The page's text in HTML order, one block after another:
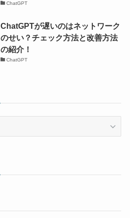
ChatGPT
ChatGPTが遅いのはネットワーク
のせい？チェック方法と改善方法
の紹介！
ChatGPT